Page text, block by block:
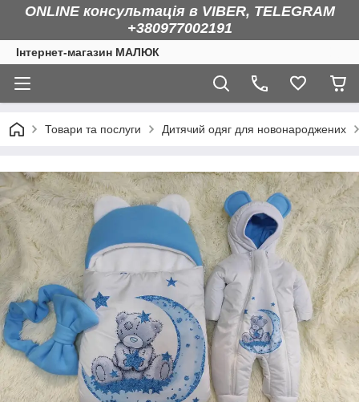
ONLINE консультація в VIBER, TELEGRAM
+380977002191
Інтернет-магазин МАЛЮК
Товари та послуги Дитячий одяг для новонароджених